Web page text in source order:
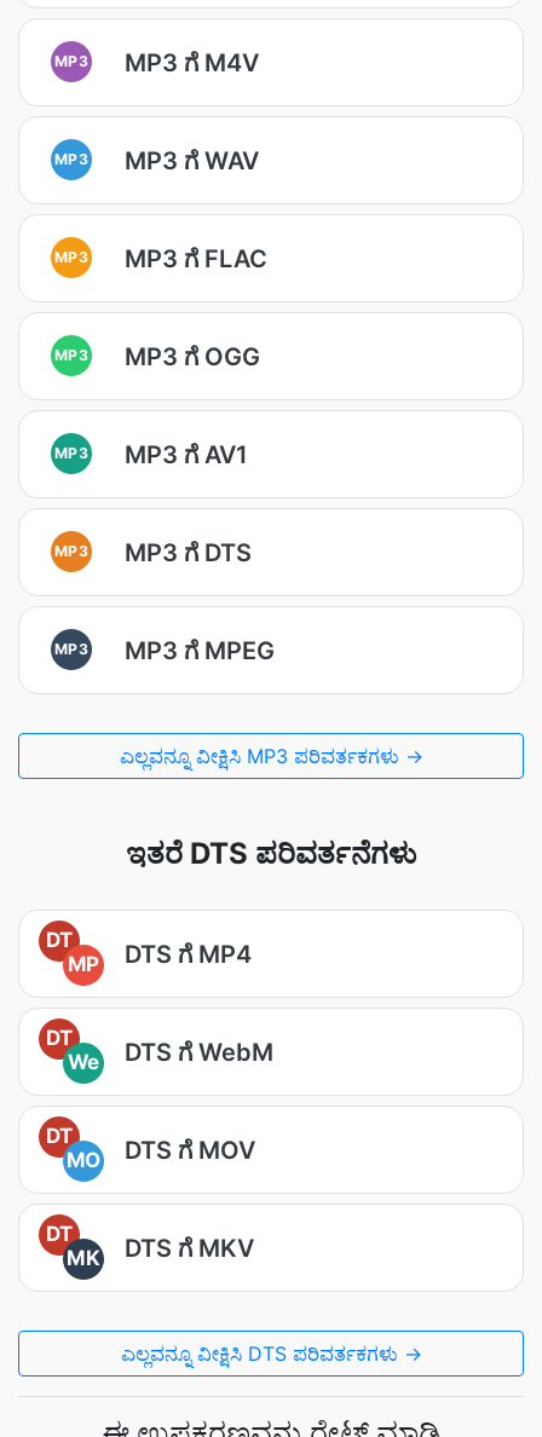
MP3 MP3 ಗೆ M4V
MP3 MP3 ಗೆ WAV
MP3 MP3 ಗೆ FLAC
MP3 MP3 ಗೆ OGG
MP3 MP3 ಗೆ AV1
MP3 MP3 ಗೆ DTS
MP3 MP3 ಗೆ MPEG
ಎಲ್ಲವನ್ನೂ ವೀಕ್ಷಿಸಿ MP3 ಪರಿವರ್ತಕಗಳು →
ಇತರೆ DTS ಪರಿವರ್ತನೆಗಳು
DT
MP
DTS ಗೆ MP4
DT
We
DTS ಗೆ WebM
DT
MO
DTS ಗೆ MOV
DT
MK
DTS ಗೆ MKV
ಎಲ್ಲವನ್ನೂ ವೀಕ್ಷಿಸಿ DTS ಪರಿವರ್ತಕಗಳು →